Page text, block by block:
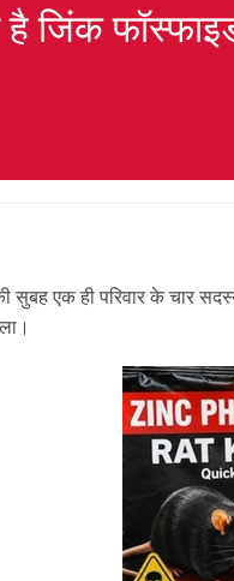
है जिंक
सुबह एक ही परिवार के चार